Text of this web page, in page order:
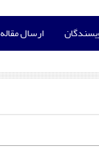
ارسال مقاله